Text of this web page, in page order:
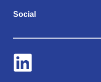
Social